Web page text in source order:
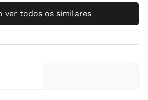
ver todos os similares